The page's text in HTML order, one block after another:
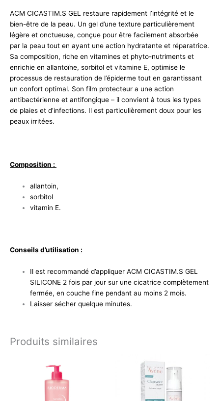
ACM CICASTIM.S GEL restaure rapidement l’intégrité et le
bien-être de la peau. Un gel d’une texture particulièrement
légère et onctueuse, conçue pour être facilement absorbée
par la peau tout en ayant une action hydratante et réparatrice.
Sa composition, riche en vitamines et phyto-nutriments et
enrichie en allantoïne, sorbitol et vitamine E, optimise le
processus de restauration de l’épiderme tout en garantissant
un confort optimal. Son film protecteur a une action
antibactérienne et antifongique – il convient à tous les types
de plaies et d’infections. Il est particulièrement doux pour les
peaux irritées.
Composition :
allantoin,
sorbitol
vitamin E.
Conseils d’utilisation :
Il est recommandé d’appliquer ACM CICASTIM.S GEL
SILICONE 2 fois par jour sur une cicatrice complètement
fermée, en couche fine pendant au moins 2 mois.
Laisser sécher quelque minutes.
Produits similaires